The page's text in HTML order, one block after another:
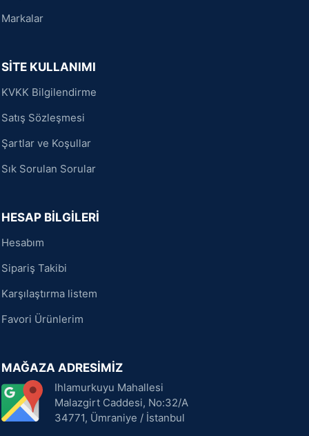
Markalar
SİTE KULLANIMI
KVKK Bilgilendirme
Satış Sözleşmesi
Şartlar ve Koşullar
Sık Sorulan Sorular
HESAP BİLGİLERİ
Hesabım
Sipariş Takibi
Karşılaştırma listem
Favori Ürünlerim
MAĞAZA ADRESİMİZ
Ihlamurkuyu Mahallesi
Malazgirt Caddesi, No:32/A
34771, Ümraniye / İstanbul